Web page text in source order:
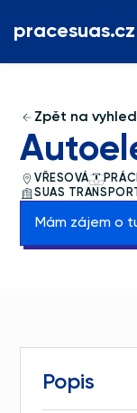
pracesuas.cz
Zpět na
VŘESOVÁ
SUAS
Mám zájem o
Popis